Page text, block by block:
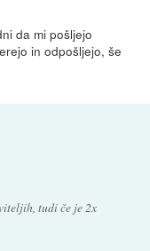
da mi pošljejo
in odpošljejo, še
tudi če je 2x